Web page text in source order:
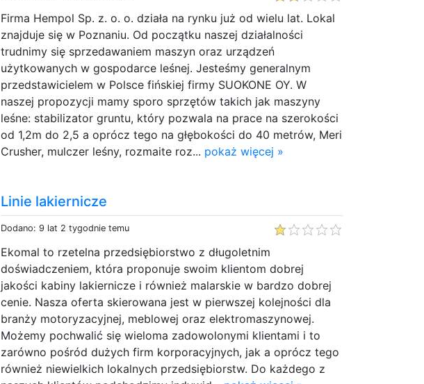
Firma Hempol Sp. z. o. o. działa na rynku już od wielu lat. Lokal
znajduje się w Poznaniu. Od początku naszej działalności
trudnimy się sprzedawaniem maszyn oraz urządzeń
użytkowanych w gospodarce leśnej. Jesteśmy generalnym
przedstawicielem w Polsce fińskiej firmy SUOKONE OY. W
naszej propozycji mamy sporo sprzętów takich jak maszyny
leśne: stabilizator gruntu, który pozwala na prace na szerokości
od 1,2m do 2,5 a oprócz tego na głębokości do 40 metrów, Meri
Crusher, mulczer leśny, rozmaite roz... pokaż więcej »
Linie lakiernicze
Dodano: 9 lat 2 tygodnie temu
Ekomal to rzetelna przedsiębiorstwo z długoletnim
doświadczeniem, która proponuje swoim klientom dobrej
jakości kabiny lakiernicze i również malarskie w bardzo dobrej
cenie. Nasza oferta skierowana jest w pierwszej kolejności dla
branży motoryzacyjnej, meblowej oraz elektromaszynowej.
Możemy pochwalić się wieloma zadowolonymi klientami i to
zarówno pośród dużych firm korporacyjnych, jak a oprócz tego
również niewielkich lokalnych przedsiębiorstw. Do każdego z